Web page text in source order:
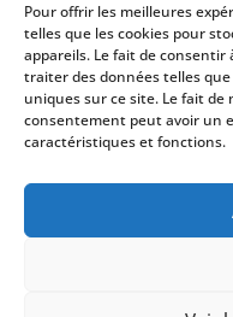
Pour offrir les meilleures
telles que les cookies pour
appareils. Le fait de
traiter des données telles
uniques sur ce site. Le fait
consentement peut avoir un
caractéristiques et fonctions.
- 4 square
76600 Le Havre –
+33 (0)4 86 68 49 14